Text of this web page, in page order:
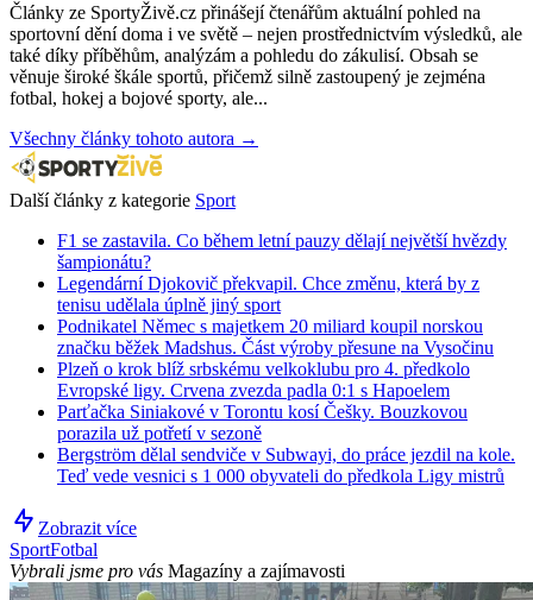
Články ze SportyŽivě.cz přinášejí čtenářům aktuální pohled na
sportovní dění doma i ve světě – nejen prostřednictvím výsledků, ale
také díky příběhům, analýzám a pohledu do zákulisí. Obsah se
věnuje široké škále sportů, přičemž silně zastoupený je zejména
fotbal, hokej a bojové sporty, ale...
Všechny články tohoto autora →
Další články z kategorie Sport
F1 se zastavila. Co během letní pauzy dělají největší hvězdy
šampionátu?
Legendární Djokovič překvapil. Chce změnu, která by z
tenisu udělala úplně jiný sport
Podnikatel Němec s majetkem 20 miliard koupil norskou
značku běžek Madshus. Část výroby přesune na Vysočinu
Plzeň o krok blíž srbskému velkoklubu pro 4. předkolo
Evropské ligy. Crvena zvezda padla 0:1 s Hapoelem
Parťačka Siniakové v Torontu kosí Češky. Bouzkovou
porazila už potřetí v sezoně
Bergström dělal sendviče v Subwayi, do práce jezdil na kole.
Teď vede vesnici s 1 000 obyvateli do předkola Ligy mistrů
Zobrazit více
SportFotbal
Vybrali jsme pro vás Magazíny a zajímavosti